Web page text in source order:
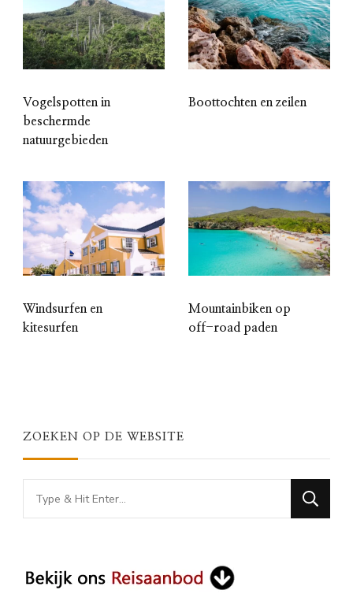
Vogelspotten in
beschermde
natuurgebieden
Boottochten en zeilen
Windsurfen en
kitesurfen
Mountainbiken op
off-road paden
ZOEKEN OP DE WEBSITE
Looking
for